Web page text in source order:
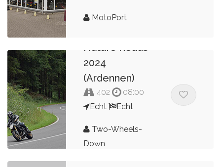
MotoPort
Nature Roads
2024
(Ardennen)
402
08:00
Echt
Echt
Two-Wheels-
Down